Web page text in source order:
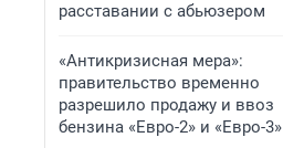
расставании с абьюзером
«Антикризисная мера»:
правительство временно
разрешило продажу и ввоз
бензина «Евро-2» и «Евро-3»